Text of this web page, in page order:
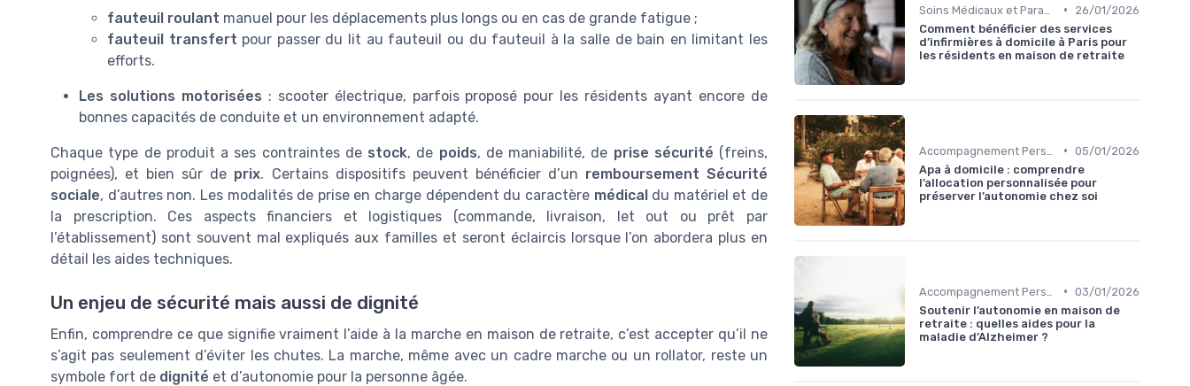
fauteuil roulant manuel pour les déplacements plus longs ou en cas de grande fatigue ;
fauteuil transfert pour passer du lit au fauteuil ou du fauteuil à la salle de bain en limitant les
efforts.
Les solutions motorisées : scooter électrique, parfois proposé pour les résidents ayant encore de
bonnes capacités de conduite et un environnement adapté.
Chaque type de produit a ses contraintes de stock, de poids, de maniabilité, de prise sécurité (freins,
poignées), et bien sûr de prix. Certains dispositifs peuvent bénéficier d’un remboursement Sécurité
sociale, d’autres non. Les modalités de prise en charge dépendent du caractère médical du matériel et de
la prescription. Ces aspects financiers et logistiques (commande, livraison, let out ou prêt par
l’établissement) sont souvent mal expliqués aux familles et seront éclaircis lorsque l’on abordera plus en
détail les aides techniques.
Un enjeu de sécurité mais aussi de dignité
Enfin, comprendre ce que signifie vraiment l’aide à la marche en maison de retraite, c’est accepter qu’il ne
s’agit pas seulement d’éviter les chutes. La marche, même avec un cadre marche ou un rollator, reste un
symbole fort de dignité et d’autonomie pour la personne âgée.
•
26/01/2026
Comment bénéficier des services
d’infirmières à domicile à Paris pour
les résidents en maison de retraite
• 05/01/2026
Apa à domicile : comprendre
l’allocation personnalisée pour
préserver l’autonomie chez soi
• 03/01/2026
Soutenir l’autonomie en maison de
retraite : quelles aides pour la
maladie d’Alzheimer ?